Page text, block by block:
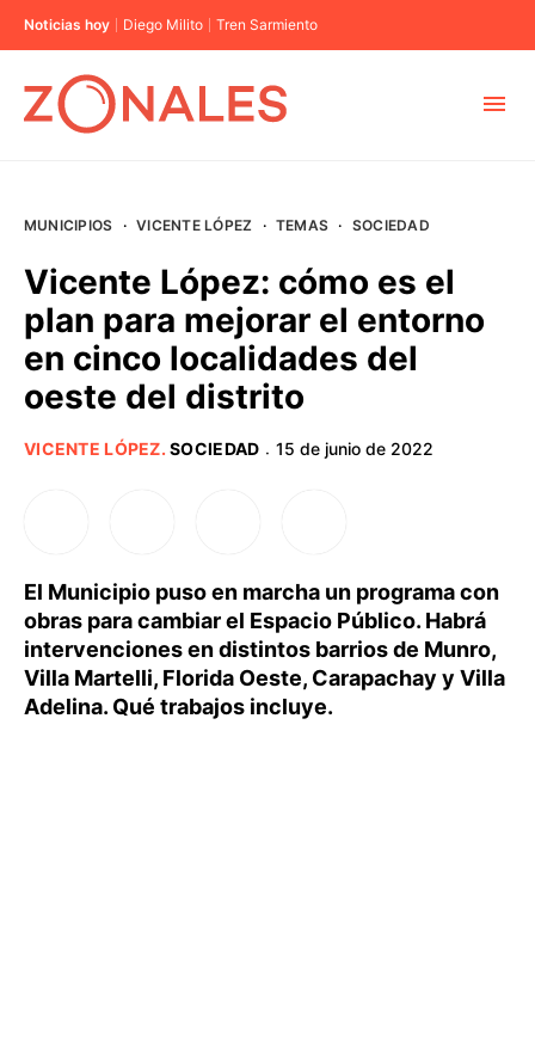
Noticias hoy Diego Milito Tren Sarmiento
BUENOS AIRES
PROVINCIAS
MUNICIPIOS · VICENTE LÓPEZ · TEMAS · SOCIEDAD
Vicente López: cómo es el
plan para mejorar el entorno
en cinco localidades del
oeste del distrito
VICENTE LÓPEZ.SOCIEDAD · 15 de junio de 2022
El Municipio puso en marcha un programa con
obras para cambiar el Espacio Público. Habrá
intervenciones en distintos barrios de Munro,
Villa Martelli, Florida Oeste, Carapachay y Villa
Adelina. Qué trabajos incluye.